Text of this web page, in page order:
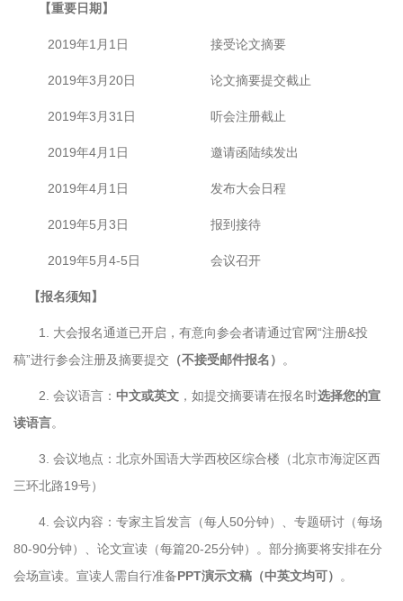
【重要日期】
2019年1月1日 接受论文摘要
2019年3月20日 论文摘要提交截止
2019年3月31日 听会注册截止
2019年4月1日 邀请函陆续发出
2019年4月1日 发布大会日程
2019年5月3日 报到接待
2019年5月4-5日 会议召开
【报名须知】
1. 大会报名通道已开启，有意向参会者请通过官网“注册&投
稿”进行参会注册及摘要提交 （不接受邮件报名） 。
2. 会议语言： 中文或英文 ，如提交摘要请在报名时选择您的宣
读语言。
3. 会议地点：北京外国语大学西校区综合楼（北京市海淀区西
三环北路19号）
4. 会议内容：专家主旨发言（每人50分钟）、专题研讨（每场
80-90分钟）、论文宣读（每篇20-25分钟）。部分摘要将安排在分
会场宣读。宣读人需自行准备PPT演示文稿（中英文均可） 。